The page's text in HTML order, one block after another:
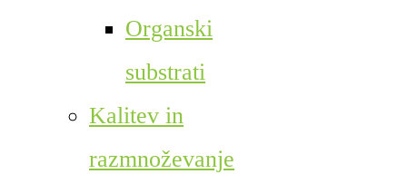
Organski
substrati
Kalitev in
razmnoževanje